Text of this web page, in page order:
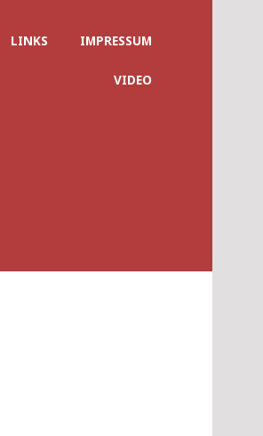
LINKS IMPRESSUM
VIDEO